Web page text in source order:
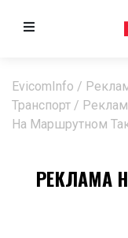
EvicomInfo /
Транспорт /
На Маршрутном
РЕКЛАМА